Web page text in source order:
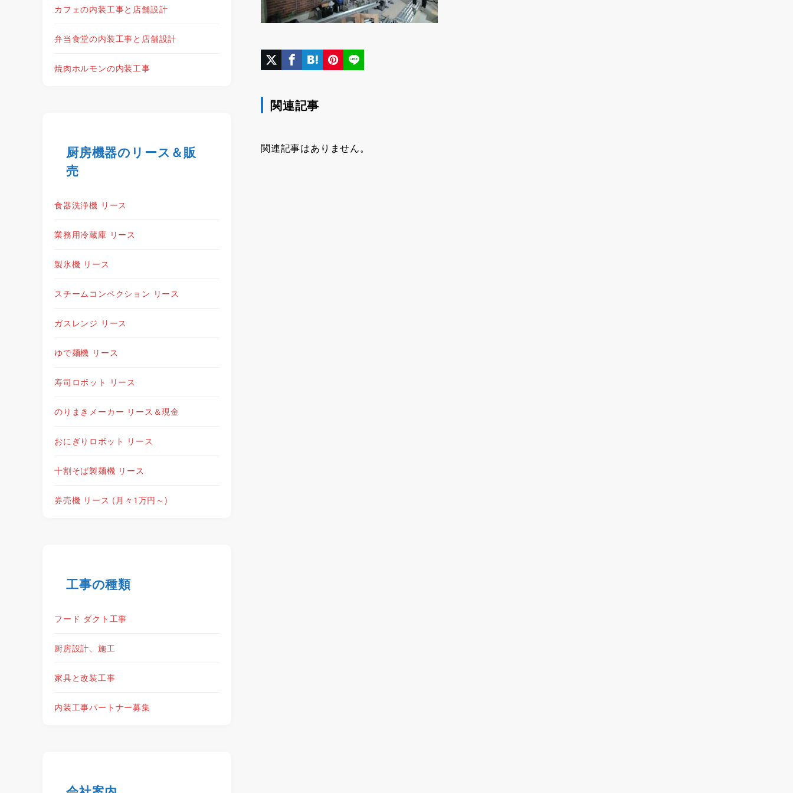
関連記事
関連記事はありません。
カフェの内装工事と店舗設計
弁当食堂の内装工事と店舗設計
焼肉ホルモンの内装工事
厨房機器のリース＆販
売
食器洗浄機 リース
業務用冷蔵庫 リース
製氷機 リース
スチームコンベクション リース
ガスレンジ リース
ゆで麺機 リース
寿司ロボット リース
のりまきメーカー リース＆現金
おにぎりロボット リース
十割そば製麺機 リース
券売機 リース (月々1万円～)
工事の種類
フード ダクト工事
厨房設計、施工
家具と改装工事
内装工事パートナー募集